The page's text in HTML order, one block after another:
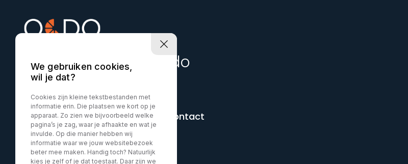
Uw auto start bij Ocdo
+316-15556694 Contact
We gebruiken cookies,
wil je dat?
Cookies zijn kleine tekstbestanden met
informatie erin. Die plaatsen we kort op je
apparaat. Zo zien we bijvoorbeeld welke
pagina’s je zag, waar je afhaakte en wat je
invulde. Op die manier hebben wij
informatie waar we jouw websitebezoek
beter mee maken. Handig toch? Natuurlijk
kies je zelf of je dat toestaat. Daar zijn we